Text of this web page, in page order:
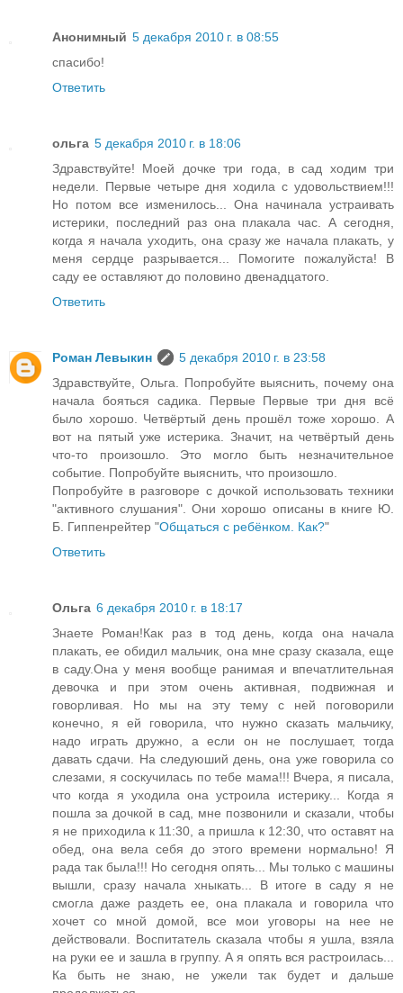
Анонимный 5 декабря 2010 г. в 08:55
спасибо!
Ответить
ольга 5 декабря 2010 г. в 18:06
Здравствуйте! Моей дочке три года, в сад ходим три
недели. Первые четыре дня ходила с удовольствием!!!
Но потом все изменилось... Она начинала устраивать
истерики, последний раз она плакала час. А сегодня,
когда я начала уходить, она сразу же начала плакать, у
меня сердце разрывается... Помогите пожалуйста! В
саду ее оставляют до половино двенадцатого.
Ответить
Роман Левыкин
5 декабря 2010 г. в 23:58
Здравствуйте, Ольга. Попробуйте выяснить, почему она
начала бояться садика. Первые Первые три дня всё
было хорошо. Четвёртый день прошёл тоже хорошо. А
вот на пятый уже истерика. Значит, на четвёртый день
что-то произошло. Это могло быть незначительное
событие. Попробуйте выяснить, что произошло.
Попробуйте в разговоре с дочкой использовать техники
"активного слушания". Они хорошо описаны в книге Ю.
Б. Гиппенрейтер "Общаться с ребёнком. Как?"
Ответить
Ольга 6 декабря 2010 г. в 18:17
Знаете Роман!Как раз в тод день, когда она начала
плакать, ее обидил мальчик, она мне сразу сказала, еще
в саду.Она у меня вообще ранимая и впечатлительная
девочка и при этом очень активная, подвижная и
говорливая. Но мы на эту тему с ней поговорили
конечно, я ей говорила, что нужно сказать мальчику,
надо играть дружно, а если он не послушает, тогда
давать сдачи. На следуюший день, она уже говорила со
слезами, я соскучилась по тебе мама!!! Вчера, я писала,
что когда я уходила она устроила истерику... Когда я
пошла за дочкой в сад, мне позвонили и сказали, чтобы
я не приходила к 11:30, а пришла к 12:30, что оставят на
обед, она вела себя до этого времени нормально! Я
рада так была!!! Но сегодня опять... Мы только с машины
вышли, сразу начала хныкать... В итоге в саду я не
смогла даже раздеть ее, она плакала и говорила что
хочет со мной домой, все мои уговоры на нее не
действовали. Воспитатель сказала чтобы я ушла, взяла
на руки ее и зашла в группу. А я опять вся растроилась...
Ка быть не знаю, не ужели так будет и дальше